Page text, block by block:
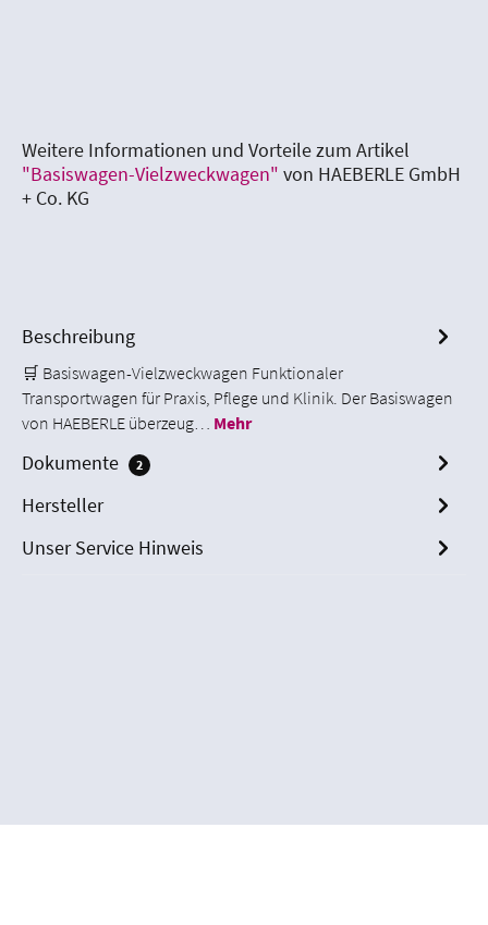
Weitere Informationen und Vorteile zum Artikel
"Basiswagen-Vielzweckwagen" von HAEBERLE GmbH
+ Co. KG
Beschreibung
🛒 Basiswagen-Vielzweckwagen Funktionaler
Transportwagen für Praxis, Pflege und Klinik. Der Basiswagen
von HAEBERLE überzeug… Mehr
Dokumente 2
Hersteller
Unser Service Hinweis